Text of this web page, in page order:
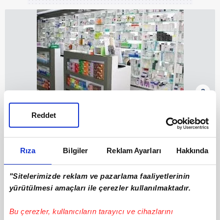
Rıza Bilgiler Reklam Ayarları Hakkında
"Sitelerimizde reklam ve pazarlama faaliyetlerinin
yürütülmesi amaçları ile çerezler kullanılmaktadır.
Bu çerezler, kullanıcıların tarayıcı ve cihazlarını
Reddet
2
1 MAYIS'TA ECZANELER AÇIK MI?
1 Mayıs resmi tatil olduğu için eczaneler
normal mesai düzeninde hizmet vermeyecek.
kapalı olacak.
Ancak sağlık hizmetlerinin aksamaması adına
nöbetçi eczaneler devreye giriyor ve gün